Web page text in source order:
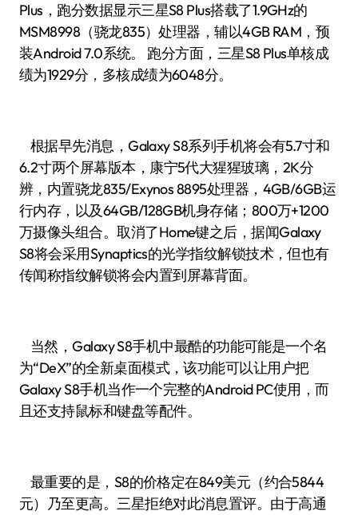
Plus，跑分数据显示三星S8 Plus搭载了1.9GHz的
MSM8998（骁龙835）处理器，辅以4GB RAM，预
装Android 7.0系统。 跑分方面，三星S8 Plus单核成
绩为1929分，多核成绩为6048分。
根据早先消息，Galaxy S8系列手机将会有5.7寸和
6.2寸两个屏幕版本，康宁5代大猩猩玻璃，2K分
辨，内置骁龙835/Exynos 8895处理器，4GB/6GB运
行内存，以及64GB/128GB机身存储；800万+1200
万摄像头组合。取消了Home键之后，据闻Galaxy
S8将会采用Synaptics的光学指纹解锁技术，但也有
传闻称指纹解锁将会内置到屏幕背面。
当然，Galaxy S8手机中最酷的功能可能是一个名
为“DeX”的全新桌面模式，该功能可以让用户把
Galaxy S8手机当作一个完整的Android PC使用，而
且还支持鼠标和键盘等配件。
最重要的是，S8的价格定在849美元（约合5844
元）乃至更高。三星拒绝对此消息置评。由于高通